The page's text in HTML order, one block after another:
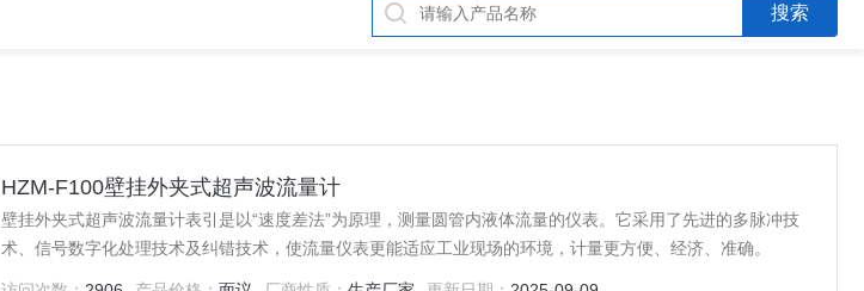
HZM-F100壁挂外夹式超声波流量计
壁挂外夹式超声波流量计表引是以“速度差法”为原理，测量圆管内液体流量的仪表。它采用了先进的多脉冲技
术、信号数字化处理技术及纠错技术，使流量仪表更能适应工业现场的环境，计量更方便、经济、准确。